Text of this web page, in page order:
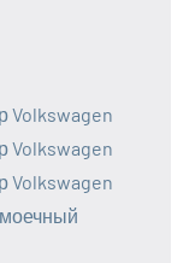
Volkswagen
Volkswagen
Volkswagen